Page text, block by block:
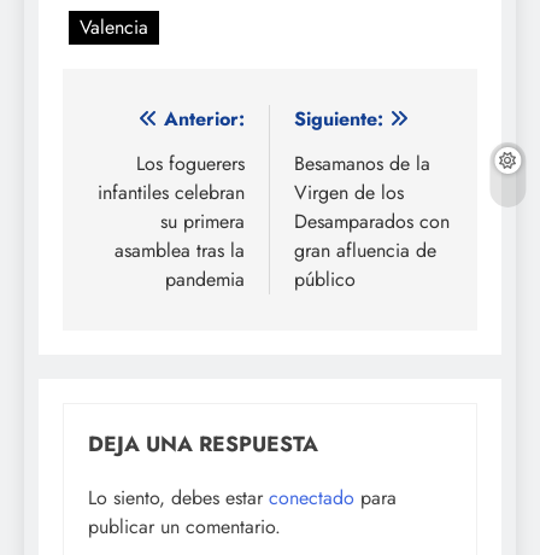
Valencia
Navegación
entradas
Anterior:
Los foguerers
infantiles celebran
su primera
asamblea tras la
pandemia
Siguiente:
Besamanos de la
Virgen de los
Desamparados con
gran afluencia de
público
DEJA UNA RESPUESTA
Lo siento, debes estar conectado para
publicar un comentario.